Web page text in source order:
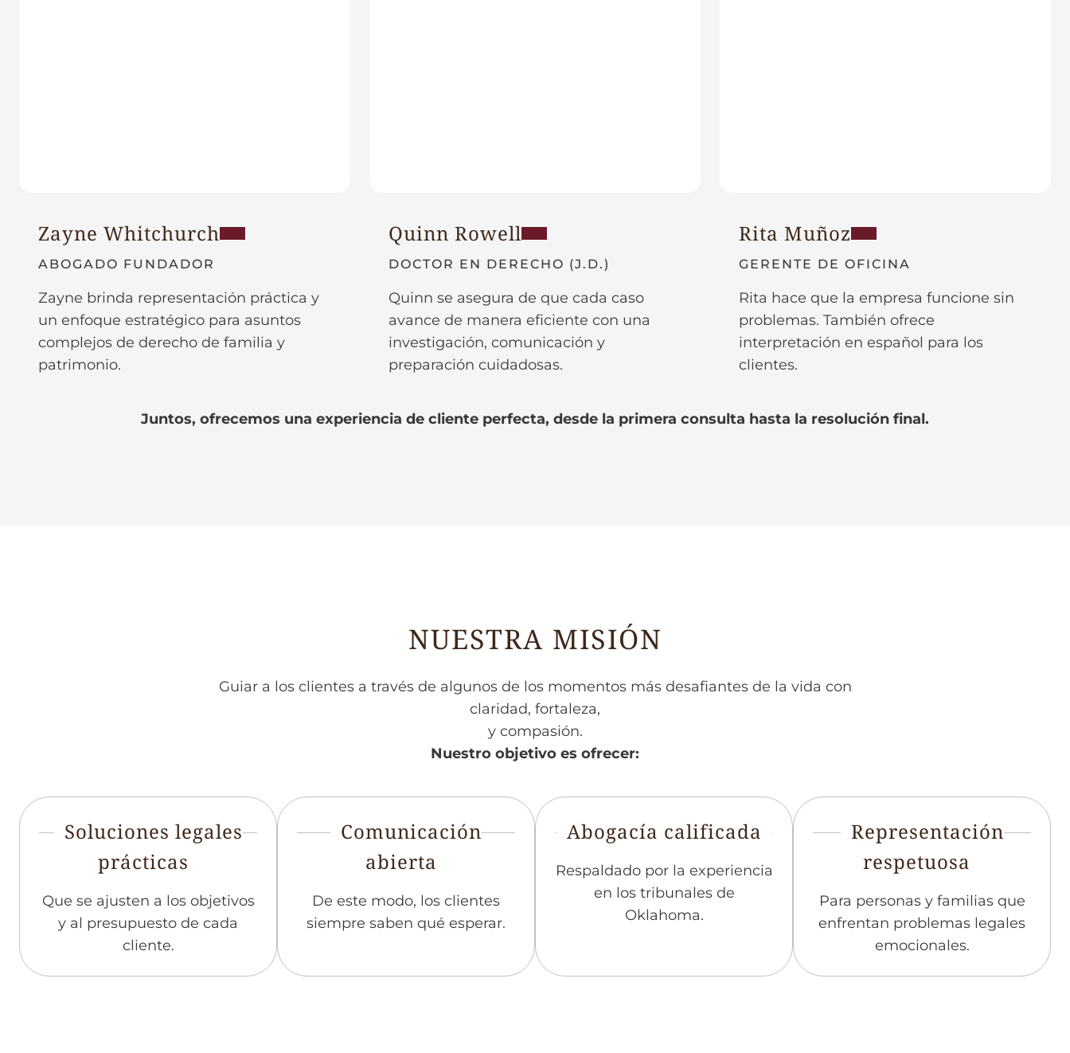
Zayne Whitchurch
ABOGADO FUNDADOR
Zayne brinda representación práctica y
un enfoque estratégico para asuntos
complejos de derecho de familia y
patrimonio.
Quinn Rowell
DOCTOR EN DERECHO (J.D.)
Quinn se asegura de que cada caso
avance de manera eficiente con una
investigación, comunicación y
preparación cuidadosas.
Rita Muñoz
GERENTE DE OFICINA
Rita hace que la empresa funcione sin
problemas. También ofrece
interpretación en español para los
clientes.
Juntos, ofrecemos una experiencia de cliente perfecta, desde la primera consulta hasta la resolución final.
NUESTRA MISIÓN
Guiar a los clientes a través de algunos de los momentos más desafiantes de la vida con
claridad, fortaleza,
y compasión.
Nuestro objetivo es ofrecer:
Soluciones legales
prácticas
Que se ajusten a los objetivos
y al presupuesto de cada
cliente.
Comunicación
abierta
De este modo, los clientes
siempre saben qué esperar.
Abogacía calificada
Respaldado por la experiencia
en los tribunales de
Oklahoma.
Representación
respetuosa
Para personas y familias que
enfrentan problemas legales
emocionales.